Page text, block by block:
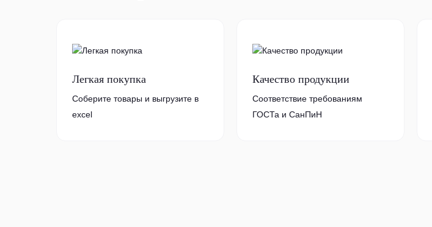
Легкая покупка
Соберите товары и выгрузите в
excel
Качество продукции
Соответствие требованиям
ГОСТа и СанПиН